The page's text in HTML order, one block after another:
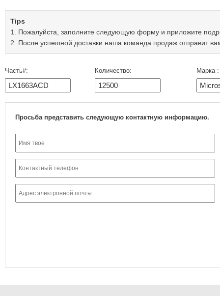
Tips
1. Пожалуйста, заполните следующую форму и приложите
2. После успешной доставки наша команда продаж отправит
Часть#: Количество: Марка :
Просьба представить следующую контактную информацию.